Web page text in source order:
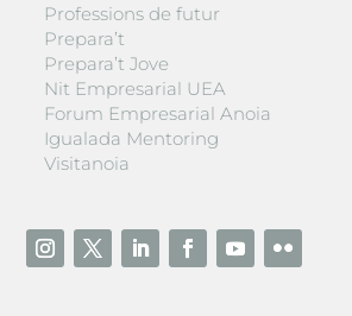
Professions de futur
Prepara’t
Prepara’t Jove
Nit Empresarial UEA
Forum Empresarial Anoia
Igualada Mentoring
Visitanoia